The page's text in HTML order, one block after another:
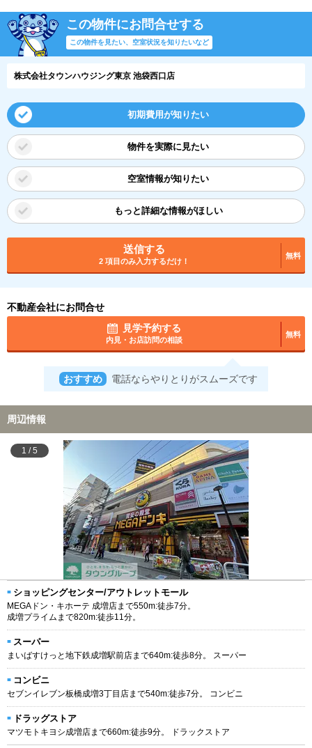
この物件にお問合せする
この物件を見たい、空室状況を知りたいなど
株式会社タウンハウジング東京 池袋西口店
初期費用が知りたい
物件を実際に見たい
空室情報が知りたい
もっと詳細な情報がほしい
送信する
2 項目のみ入力するだけ！
無料
不動産会社にお問合せ
見学予約する
内見・お店訪問の相談
無料
おすすめ 電話ならやりとりがスムーズです
周辺情報
1 /5
ショッピングセンター/アウトレットモール
MEGAドン・キホーテ 成増店まで550m:徒歩7分。
成増プライムまで820m:徒歩11分。
スーパー
まいばすけっと地下鉄成増駅前店まで640m:徒歩8分。 スーパー
コンビニ
セブンイレブン板橋成増3丁目店まで540m:徒歩7分。 コンビニ
ドラッグストア
マツモトキヨシ成増店まで660m:徒歩9分。 ドラックストア